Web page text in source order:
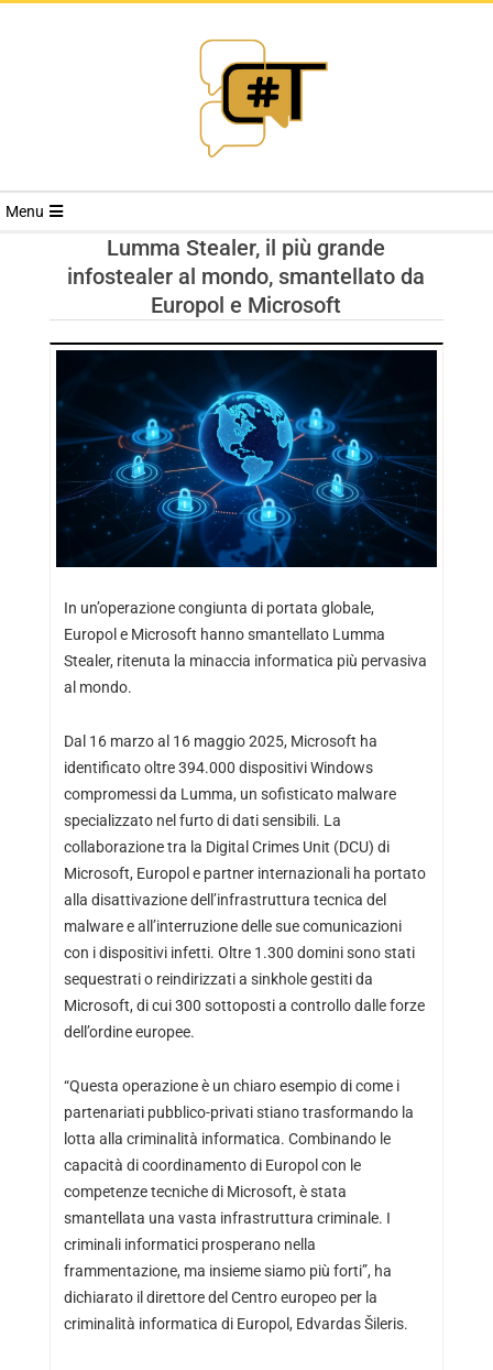
RIVISTA
TRENDS
Menu
Lumma Stealer, il più grande
infostealer al mondo, smantellato da
Europol e Microsoft
In un’operazione congiunta di portata globale,
Europol e Microsoft hanno smantellato Lumma
Stealer, ritenuta la minaccia informatica più pervasiva
al mondo.
Dal 16 marzo al 16 maggio 2025, Microsoft ha
identificato oltre 394.000 dispositivi Windows
compromessi da Lumma, un sofisticato malware
specializzato nel furto di dati sensibili. La
collaborazione tra la Digital Crimes Unit (DCU) di
Microsoft, Europol e partner internazionali ha portato
alla disattivazione dell’infrastruttura tecnica del
malware e all’interruzione delle sue comunicazioni
con i dispositivi infetti. Oltre 1.300 domini sono stati
sequestrati o reindirizzati a sinkhole gestiti da
Microsoft, di cui 300 sottoposti a controllo dalle forze
dell’ordine europee.
“Questa operazione è un chiaro esempio di come i
partenariati pubblico-privati ​​stiano trasformando la
lotta alla criminalità informatica. Combinando le
capacità di coordinamento di Europol con le
competenze tecniche di Microsoft, è stata
smantellata una vasta infrastruttura criminale. I
criminali informatici prosperano nella
frammentazione, ma insieme siamo più forti”, ha
dichiarato il direttore del Centro europeo per la
criminalità informatica di Europol, Edvardas Šileris.